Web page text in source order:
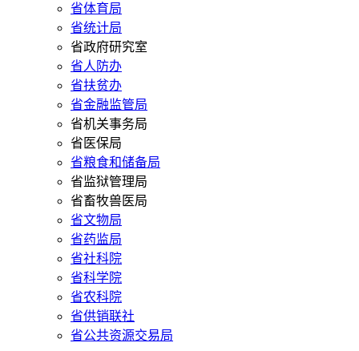
省体育局
省统计局
省政府研究室
省人防办
省扶贫办
省金融监管局
省机关事务局
省医保局
省粮食和储备局
省监狱管理局
省畜牧兽医局
省文物局
省药监局
省社科院
省科学院
省农科院
省供销联社
省公共资源交易局